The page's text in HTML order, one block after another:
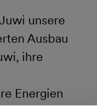
unsere
Ausbau
ihre
Energien